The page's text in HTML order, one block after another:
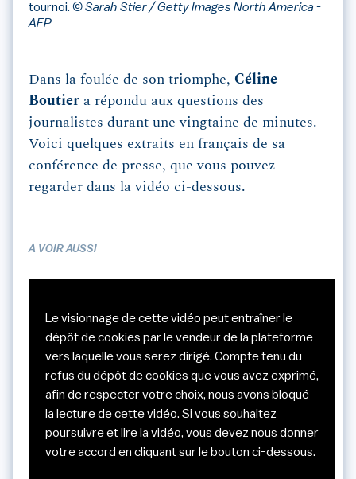
tournoi. © Sarah Stier / Getty Images North America -
AFP
Dans la foulée de son triomphe, Céline
Boutier a répondu aux questions des
journalistes durant une vingtaine de minutes.
Voici quelques extraits en français de sa
conférence de presse, que vous pouvez
regarder dans la vidéo ci-dessous.
À VOIR AUSSI
Le visionnage de cette vidéo peut entraîner le
dépôt de cookies par le vendeur de la plateforme
vers laquelle vous serez dirigé. Compte tenu du
refus du dépôt de cookies que vous avez exprimé,
afin de respecter votre choix, nous avons bloqué
la lecture de cette vidéo. Si vous souhaitez
poursuivre et lire la vidéo, vous devez nous donner
votre accord en cliquant sur le bouton ci-dessous.